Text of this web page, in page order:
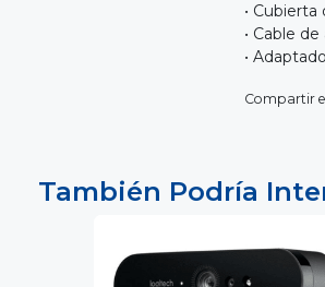
• Cubierta
• Cable
•
Compartir
También Podría